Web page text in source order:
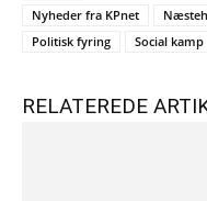
Nyheder fra KPnet
Politisk fyring
Social kamp
RELATEREDE